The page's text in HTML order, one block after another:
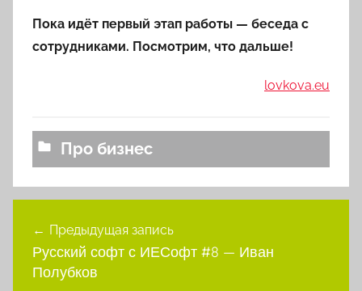
Пока идёт первый этап работы — беседа с
сотрудниками. Посмотрим, что дальше!
lovkova.eu
Про бизнес
по
записям
Предыдущая запись
Русский софт с ИЕСофт #8 — Иван
Полубков